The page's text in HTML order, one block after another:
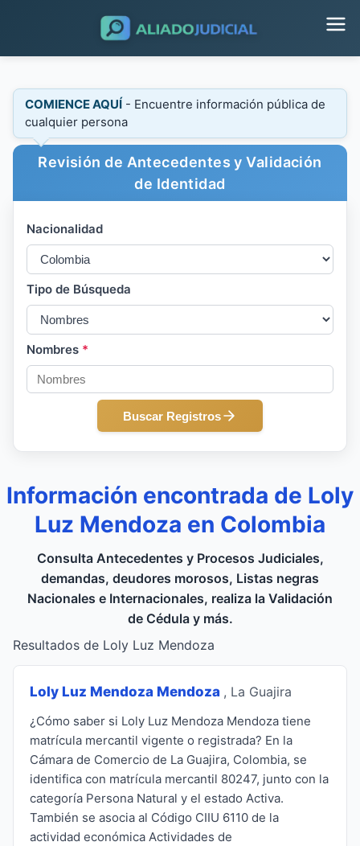
COMIENCE AQUÍ - Encuentre información pública de
cualquier persona
Revisión de Antecedentes y Validación
de Identidad
Nacionalidad
Tipo de Búsqueda
Nombres *
Buscar Registros
Información encontrada de Loly
Luz Mendoza en Colombia
Consulta Antecedentes y Procesos Judiciales,
demandas, deudores morosos, Listas negras
Nacionales e Internacionales, realiza la Validación
de Cédula y más.
Resultados de Loly Luz Mendoza
Loly Luz Mendoza Mendoza , La Guajira
¿Cómo saber si Loly Luz Mendoza Mendoza tiene
matrícula mercantil vigente o registrada? En la
Cámara de Comercio de La Guajira, Colombia, se
identifica con matrícula mercantil 80247, junto con la
categoría Persona Natural y el estado Activa.
También se asocia al Código CIIU 6110 de la
actividad económica Actividades de